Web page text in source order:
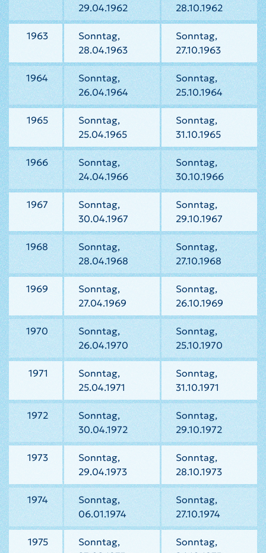
29.04.1962
28.10.1962
1963
Sonntag,
28.04.1963
Sonntag,
27.10.1963
1964
Sonntag,
26.04.1964
Sonntag,
25.10.1964
1965
Sonntag,
25.04.1965
Sonntag,
31.10.1965
1966
Sonntag,
24.04.1966
Sonntag,
30.10.1966
1967
Sonntag,
30.04.1967
Sonntag,
29.10.1967
1968
Sonntag,
28.04.1968
Sonntag,
27.10.1968
1969
Sonntag,
27.04.1969
Sonntag,
26.10.1969
1970
Sonntag,
26.04.1970
Sonntag,
25.10.1970
1971
Sonntag,
25.04.1971
Sonntag,
31.10.1971
1972
Sonntag,
30.04.1972
Sonntag,
29.10.1972
1973
Sonntag,
29.04.1973
Sonntag,
28.10.1973
1974
Sonntag,
06.01.1974
Sonntag,
27.10.1974
1975
Sonntag,
Sonntag,